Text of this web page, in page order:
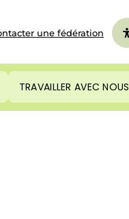
une fédération
TRAVAILLER AVEC NOUS